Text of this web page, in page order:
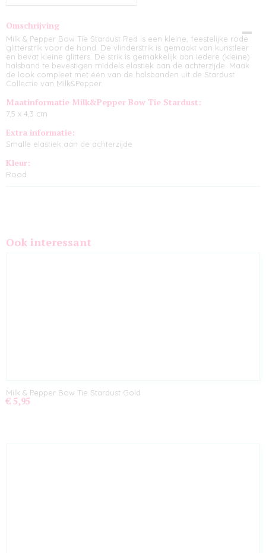
Omschrijving
Milk & Pepper Bow Tie Stardust Red is een kleine, feestelijke rode
glitterstrik voor de hond. De vlinderstrik is gemaakt van kunstleer
en bevat kleine glitters. De strik is gemakkelijk aan iedere (kleine)
halsband te bevestigen middels elastiek aan de achterzijde. Maak
de look compleet met één van de halsbanden uit de Stardust
Collectie van Milk&Pepper.
Maatinformatie Milk&Pepper Bow Tie Stardust:
7,5 x 4,3 cm
Extra informatie:
Smalle elastiek aan de achterzijde
Kleur:
Rood
Ook interessant
Milk & Pepper Bow Tie Stardust Gold
€ 5,95